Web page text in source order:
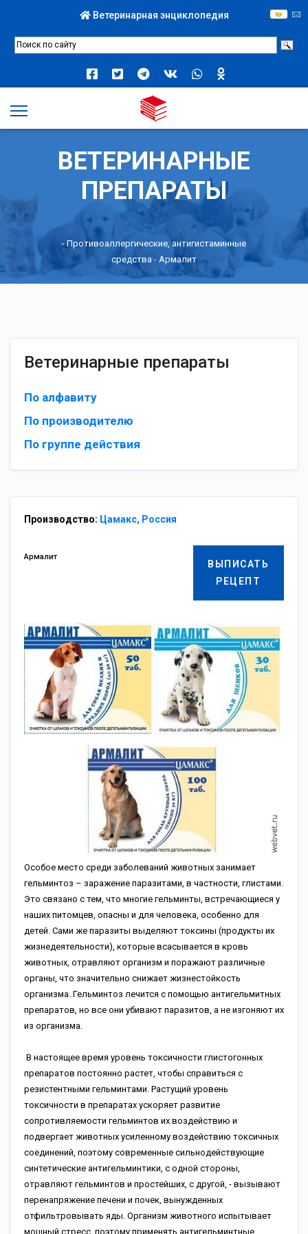
Ветеринарная энциклопедия
ВЕТЕРИНАРНЫЕ
ПРЕПАРАТЫ
-Противоаллергические, антигистаминные
средства - Армалит
Ветеринарные препараты
По алфавиту
По производителю
По группе действия
Производство: Цамакс, Россия
ВЫПИСАТЬ
РЕЦЕПТ
Армалит
Особое место среди заболеваний животных занимает
гельминтоз – заражение паразитами, в частности, глистами.
Это связано с тем, что многие гельминты, встречающиеся у
наших питомцев, опасны и для человека, особенно для
детей. Сами же паразиты выделяют токсины (продукты их
жизнедеятельности), которые всасывается в кровь
животных, отравляют организм и поражают различные
органы, что значительно снижает жизнестойкость
организма. Гельминтоз лечится с помощью антигельмитных
препаратов, но все они убивают паразитов, а не изгоняют их
из организма.
В настоящее время уровень токсичности глистогонных
препаратов постоянно растет, чтобы справиться с
резистентными гельминтами. Растущий уровень
токсичности в препаратах ускоряет развитие
сопротивляемости гельминтов их воздействию и
подвергает животных усиленному воздействию токсичных
соединений, поэтому современные сильнодействующие
синтетические антигельминтики, с одной стороны,
отравляют гельминтов и простейших, с другой, - вызывают
перенапряжение печени и почек, вынужденных
отфильтровывать яды. Организм животного испытывает
мощный стресс, поэтому применять антигельминтные